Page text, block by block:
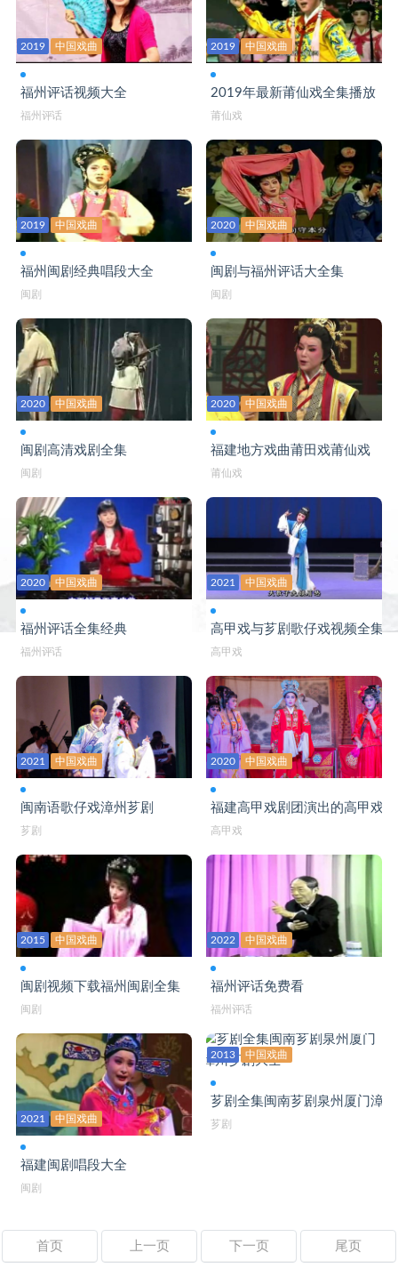
2019 中国戏曲
福州评话视频大全
福州评话
2019 中国戏曲
2019年最新莆仙戏全集播放
莆仙戏
2019 中国戏曲
福州闽剧经典唱段大全
闽剧
2020 中国戏曲
闽剧与福州评话大全集
闽剧
2020 中国戏曲
闽剧高清戏剧全集
闽剧
2020 中国戏曲
福建地方戏曲莆田戏莆仙戏
莆仙戏
2020 中国戏曲
福州评话全集经典
福州评话
2021 中国戏曲
高甲戏与芗剧歌仔戏视频全集
高甲戏
2021 中国戏曲
闽南语歌仔戏漳州芗剧
芗剧
2020 中国戏曲
福建高甲戏剧团演出的高甲戏
高甲戏
2015 中国戏曲
闽剧视频下载福州闽剧全集
闽剧
2022 中国戏曲
福州评话免费看
福州评话
2021 中国戏曲
福建闽剧唱段大全
闽剧
2013 中国戏曲
芗剧全集闽南芗剧泉州厦门漳
芗剧
首页 上一页 下一页 尾页